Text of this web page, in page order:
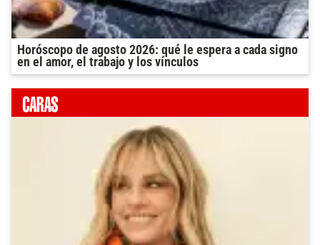
Horóscopo de agosto 2026: qué le espera a cada signo
en el amor, el trabajo y los vínculos